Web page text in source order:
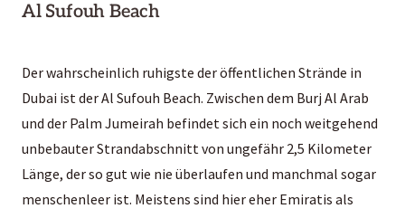
Al Sufouh Beach
Der wahrscheinlich ruhigste der öffentlichen Strände in
Dubai ist der Al Sufouh Beach. Zwischen dem Burj Al Arab
und der Palm Jumeirah befindet sich ein noch weitgehend
unbebauter Strandabschnitt von ungefähr 2,5 Kilometer
Länge, der so gut wie nie überlaufen und manchmal sogar
menschenleer ist. Meistens sind hier eher Emiratis als